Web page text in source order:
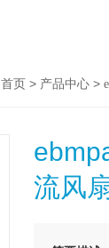
首页> 产品中心>
流风